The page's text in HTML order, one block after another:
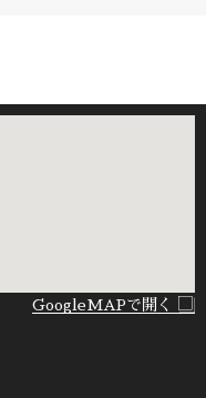
GoogleMAPで開く